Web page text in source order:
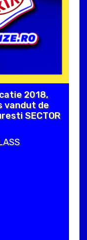
2018,
vandut de
SECTOR